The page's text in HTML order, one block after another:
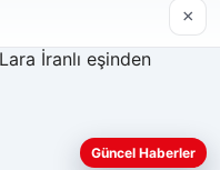
iyi anlayabilmek,
×
Güncel Haberler